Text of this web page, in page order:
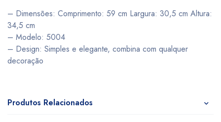
– Dimensões: Comprimento: 59 cm Largura: 30,5 cm Altura:
34,5 cm
– Modelo: 5004
– Design: Simples e elegante, combina com qualquer
decoração
Produtos Relacionados